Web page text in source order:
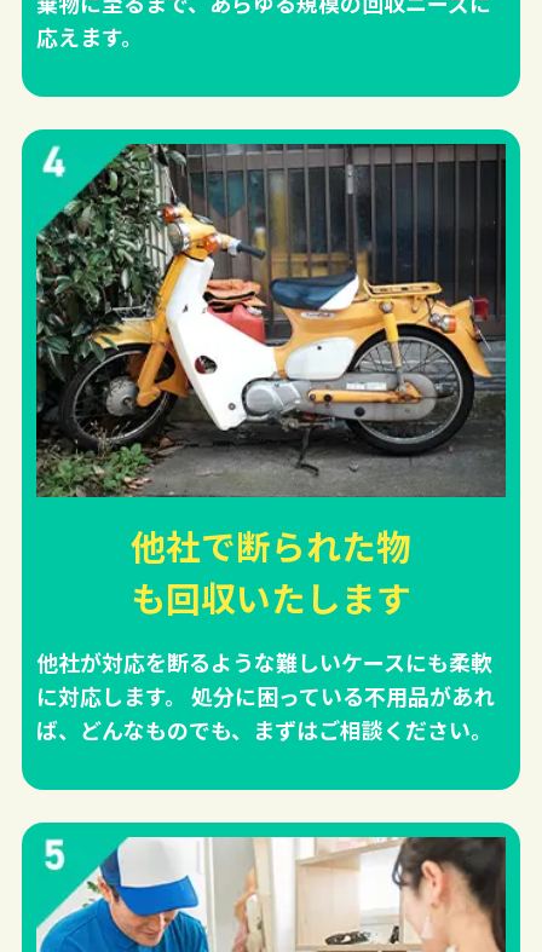
応えます。
他社で断られた物
も回収いたします
他社が対応を断るような難しいケースにも柔軟
に対応します。 処分に困っている不用品があれ
ば、どんなものでも、まずはご相談ください。